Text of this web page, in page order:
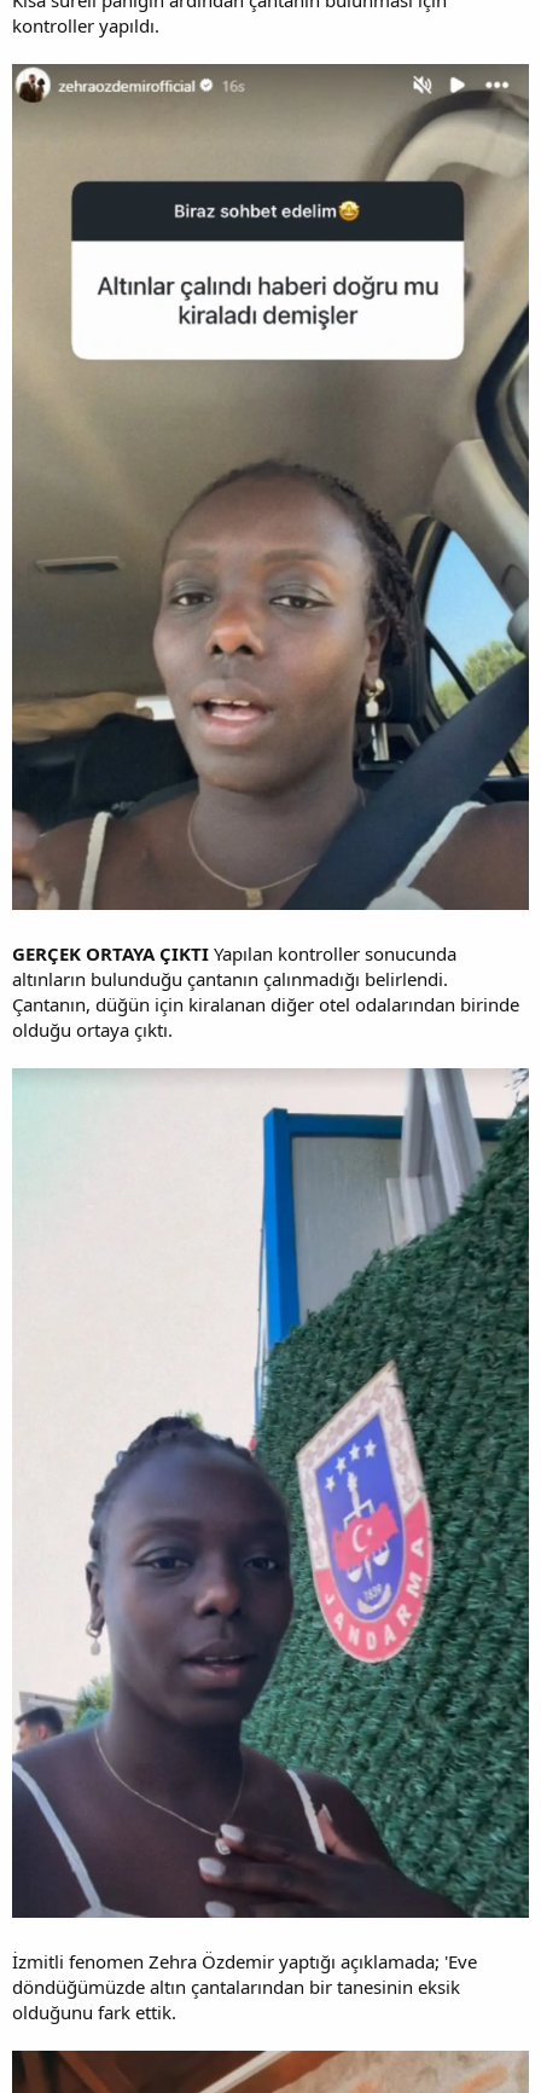
kontroller yapıldı.
GERÇEK ORTAYA ÇIKTI Yapılan kontroller sonucunda
altınların bulunduğu çantanın çalınmadığı belirlendi.
Çantanın, düğün için kiralanan diğer otel odalarından birinde
olduğu ortaya çıktı.
İzmitli fenomen Zehra Özdemir yaptığı açıklamada; 'Eve
döndüğümüzde altın çantalarından bir tanesinin eksik
olduğunu fark ettik.